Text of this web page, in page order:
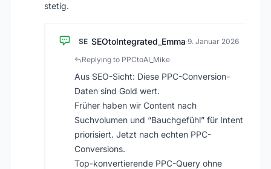
stetig.
SE SEOtoIntegrated_Emma·9. Januar 2026
Replying to PPCtoAI_Mike
Aus SEO-Sicht: Diese PPC-Conversion-
Daten sind Gold wert.
Früher haben wir Content nach
Suchvolumen und “Bauchgefühl” für Intent
priorisiert. Jetzt nach echten PPC-
Conversions.
Top-konvertierende PPC-Query ohne